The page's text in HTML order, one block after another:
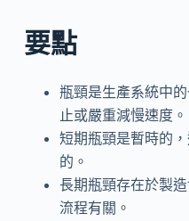
要點
瓶頸是生產系統中
止或嚴重減慢速度。
短期瓶頸是暫時的
的。
長期瓶頸存在於製
流程有關。